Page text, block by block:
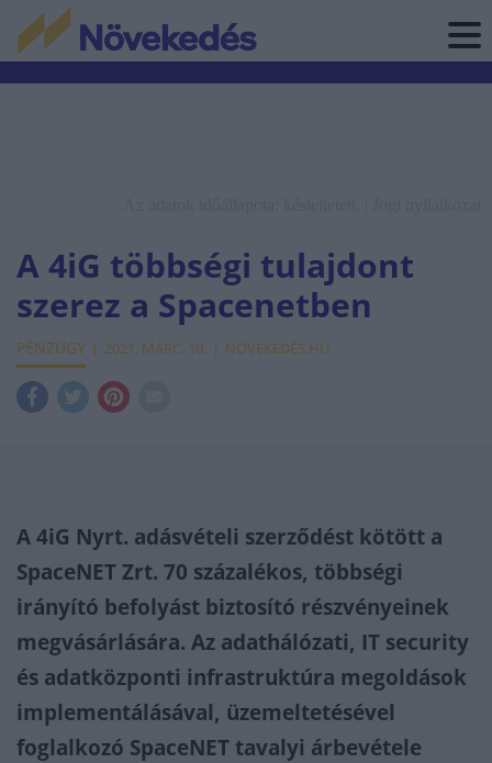
A 4iG többségi tulajdont
szerez a Spacenetben
PÉNZÜGY 2021. MÁRC. 10. NÖVEKEDÉS.HU
A 4iG Nyrt. adásvételi szerződést kötött a
SpaceNET Zrt. 70 százalékos, többségi
irányító befolyást biztosító részvényeinek
megvásárlására. Az adathálózati, IT security
és adatközponti infrastruktúra megoldások
implementálásával, üzemeltetésével
foglalkozó SpaceNET tavalyi árbevétele